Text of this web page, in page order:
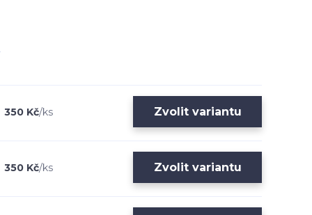
350 Kč/ks Zvolit variantu
350 Kč/ks Zvolit variantu